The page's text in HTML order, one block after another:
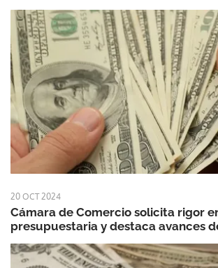
20 OCT 2024
Cámara de Comercio solicita rigor
presupuestaria y destaca avances